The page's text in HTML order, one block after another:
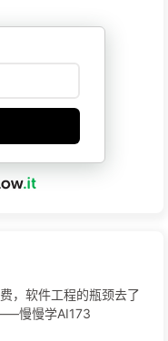
，软件工程的瓶颈去了
慢慢学AI173